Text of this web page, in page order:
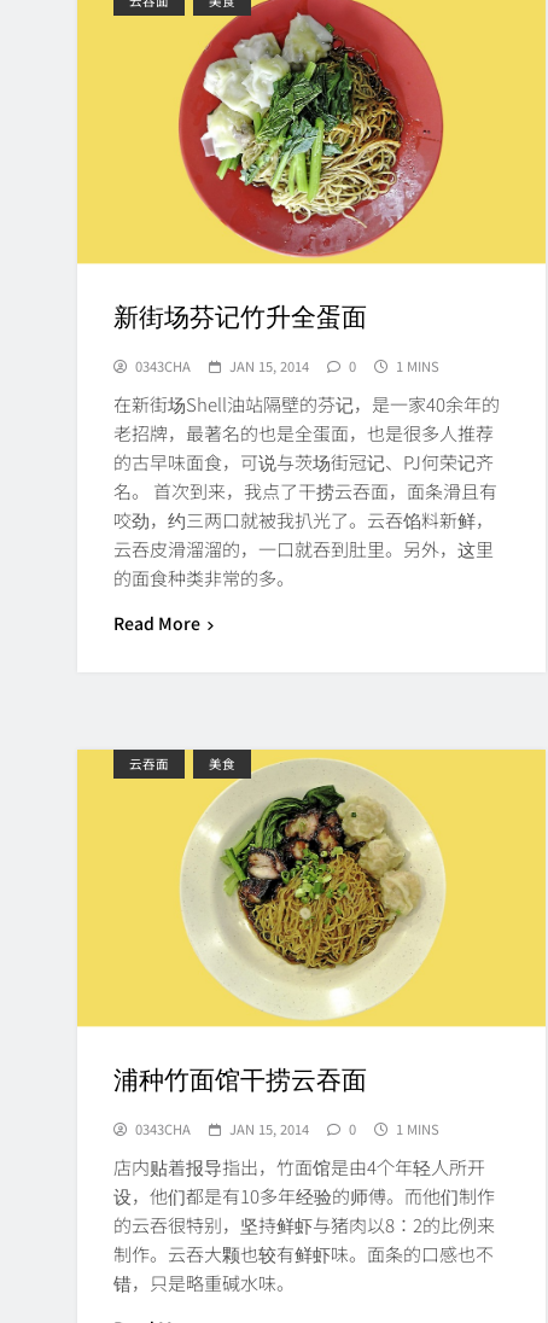
新街场芬记竹升全蛋面
0343CHA JAN 15, 2014 0 1 MINS
在新街场Shell油站隔壁的芬记，是一家40余年的
老招牌，最著名的也是全蛋面，也是很多人推荐
的古早味面食，可说与茨场街冠记、PJ何荣记齐
名。 首次到来，我点了干捞云吞面，面条滑且有
咬劲，约三两口就被我扒光了。云吞馅料新鲜，
云吞皮滑溜溜的，一口就吞到肚里。另外，这里
的面食种类非常的多。
Read More
云吞面 美食
浦种竹面馆干捞云吞面
0343CHA JAN 15, 2014 0 1 MINS
店内贴着报导指出，竹面馆是由4个年轻人所开
设，他们都是有10多年经验的师傅。而他们制作
的云吞很特别，坚持鲜虾与猪肉以8：2的比例来
制作。云吞大颗也较有鲜虾味。面条的口感也不
错，只是略重碱水味。